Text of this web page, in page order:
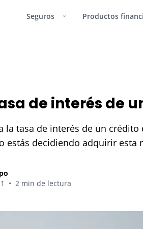
Seguros Productos
Vida
de interés de
la tasa de interés de un
estás decidiendo adquirir esta
• 2 min de lectura